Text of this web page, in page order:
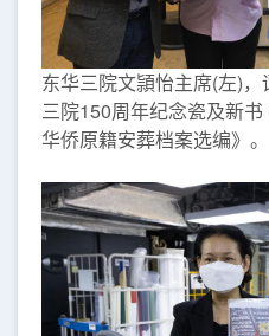
东华三院文頴怡主席(左)
三院150周年纪念瓷及新
华侨原籍安葬档案选编》。